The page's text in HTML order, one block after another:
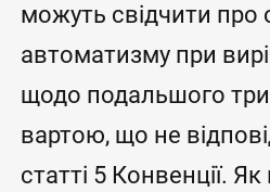
можуть свідчити про
автоматизму при
щодо подальшого
вартою, що не
статті 5 Конвенції.